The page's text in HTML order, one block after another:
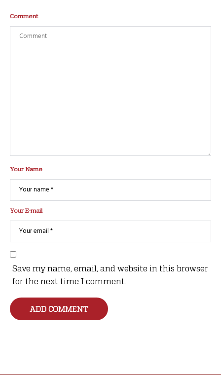
Comment
Your Name
Your E-mail
Save my name, email, and website in this browser
for the next time I comment.